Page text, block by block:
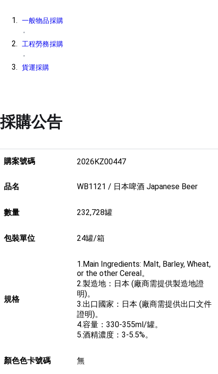
一般物品採購
工程勞務採購
貨運採購
採購公告
購案號碼 2026KZ00447
品名 WB1121 / 日本啤酒 Japanese Beer
數量 232,728罐
包裝單位 24罐/箱
規格
1.Main Ingredients: Malt, Barley, Wheat,
or the other Cereal。
2.製造地：日本 (廠商需提供製造地證
明)。
3.出口國家：日本 (廠商需提供出口文件
證明)。
4.容量：330-355ml/罐。
5.酒精濃度：3-5.5%。
顏色色卡號碼 無